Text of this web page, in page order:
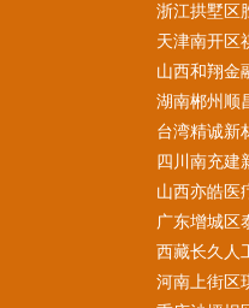
浙江拱墅区
天津南开区
山西和翔金
湖南郴州顺
台湾精诚新
四川南充建
山西亦皓医
广东增城区
西藏长久人
河南上街区